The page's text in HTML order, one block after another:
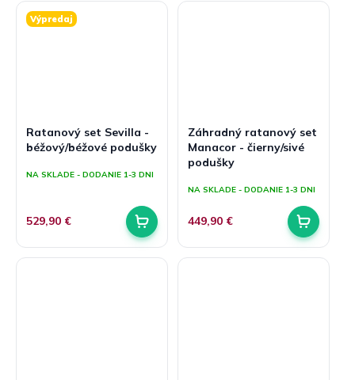
Výpredaj
Ratanový set Sevilla -
béžový/béžové podušky
NA SKLADE - DODANIE 1-3 DNI
529,90 €
Záhradný ratanový set
Manacor - čierny/sivé
podušky
NA SKLADE - DODANIE 1-3 DNI
449,90 €